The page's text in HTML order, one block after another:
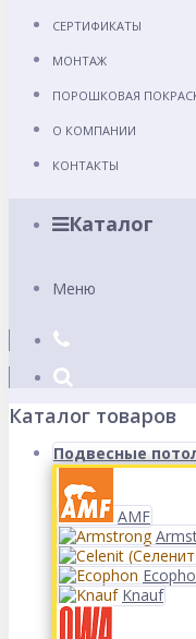
СЕРТИФИКАТЫ
МОНТАЖ
ПОРОШКОВАЯ
О КОМПАНИИ
КОНТАКТЫ
Каталог
Меню
Каталог товаров
Подвесные
AMF
Knauf